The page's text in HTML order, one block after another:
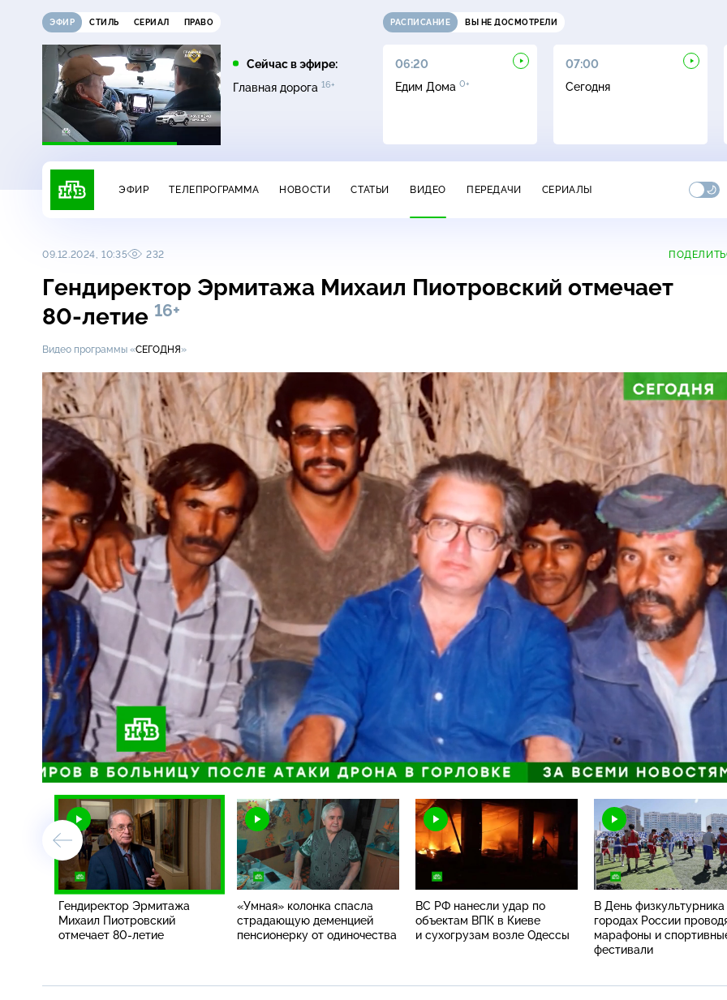
ЭФИР СТИЛЬ СЕРИАЛ ПРАВО
Сейчас в эфире:
Главная дорога 16+
РАСПИСАНИЕ ВЫ НЕ ДОСМОТРЕЛИ
05:20
Пляж. Жаркий
сезон16+
05:25
Поедем, поедим! 16+
06:20
Едим Дома 0+
07:00
Сегодня
ЭФИР ТЕЛЕПРОГРАММА НОВОСТИ СТАТЬИ ВИДЕО ПЕРЕДАЧИ СЕРИАЛЫ
09.12.2024, 10:35 232
Гендиректор Эрмитажа Михаил Пиотровский отмечает
80-летие 16+
Видео программы «СЕГОДНЯ»
/
Загрузка:
17.02%
Гендиректор Эрмитажа
Михаил Пиотровский
отмечает 80-летие
«Умная» колонка спасла
страдающую деменцией
пенсионерку от одиночества
ВС РФ нанесли удар по
объектам ВПК в Киеве
и сухогрузам возле Одессы
В День физкультурника
городах России
марафоны и
фестивали